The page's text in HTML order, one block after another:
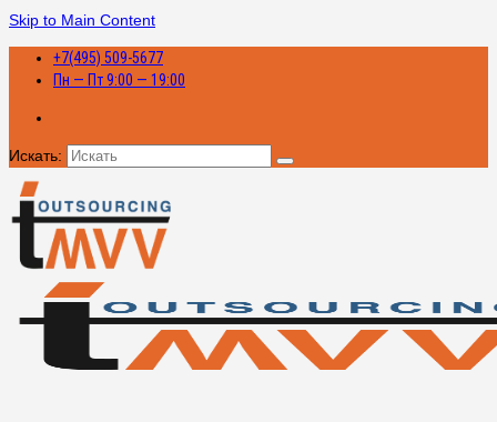
Skip to Main Content
+7(495) 509-5677
Пн — Пт 9:00 — 19:00
Искать: